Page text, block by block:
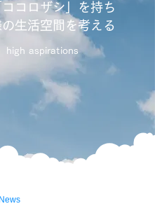
コロザシ」を持ち​
生活空間を考える
high aspirations
​News